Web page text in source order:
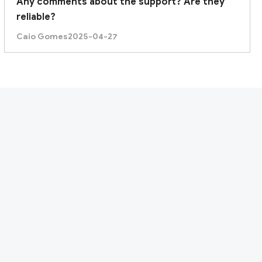
reliable?
Caio Gomes2025-04-27